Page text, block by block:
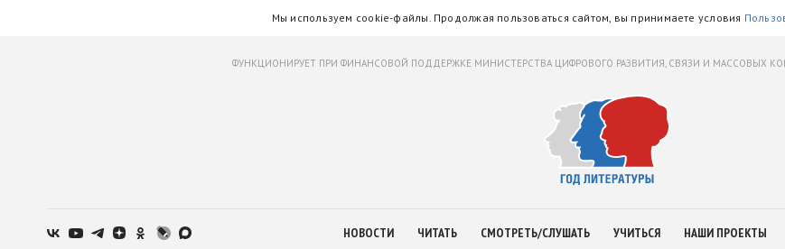
Мы используем cookie-файлы. Продолжая пользоваться сайтом, вы принимаете условия
ФУНКЦИОНИРУЕТ ПРИ ФИНАНСОВОЙ ПОДДЕРЖКЕ МИНИСТЕРСТВА ЦИФРОВОГО РАЗВИТИЯ, СВЯЗИ И МАССОВЫХ
НОВОСТИ ЧИТАТЬ СМОТРЕТЬ/СЛУШАТЬ УЧИТЬСЯ НАШИ ПРОЕКТЫ